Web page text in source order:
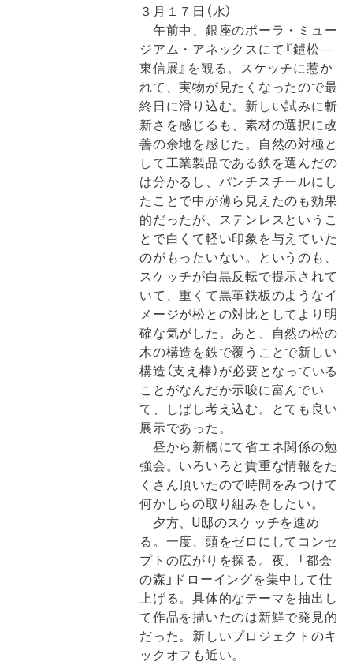
３月１７日（水）
午前中、銀座のポーラ・ミュー
ジアム・アネックスにて『鎧松―
東信展』を観る。スケッチに惹か
れて、実物が見たくなったので最
終日に滑り込む。新しい試みに斬
新さを感じるも、素材の選択に改
善の余地を感じた。自然の対極と
して工業製品である鉄を選んだの
は分かるし、パンチスチールにし
たことで中が薄ら見えたのも効果
的だったが、ステンレスというこ
とで白くて軽い印象を与えていた
のがもったいない。というのも、
スケッチが白黒反転で提示されて
いて、重くて黒革鉄板のようなイ
メージが松との対比としてより明
確な気がした。あと、自然の松の
木の構造を鉄で覆うことで新しい
構造（支え棒）が必要となっている
ことがなんだか示唆に富んでい
て、しばし考え込む。とても良い
展示であった。
昼から新橋にて省エネ関係の勉
強会。いろいろと貴重な情報をた
くさん頂いたので時間をみつけて
何かしらの取り組みをしたい。
夕方、U邸のスケッチを進め
る。一度、頭をゼロにしてコンセ
プトの広がりを探る。夜、「都会
の森」ドローイングを集中して仕
上げる。具体的なテーマを抽出し
て作品を描いたのは新鮮で発見的
だった。新しいプロジェクトのキ
ックオフも近い。